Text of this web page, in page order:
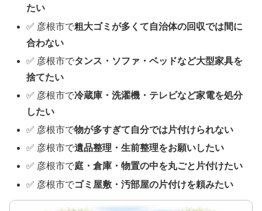
たい
✅ 彦根市で粗大ゴミが多くて自治体の回収では間に
合わない
✅ 彦根市でタンス・ソファ・ベッドなど大型家具を
捨てたい
✅ 彦根市で冷蔵庫・洗濯機・テレビなど家電を処分
したい
✅ 彦根市で物が多すぎて自分では片付けられない
✅ 彦根市で遺品整理・生前整理をお願いしたい
✅ 彦根市で庭・倉庫・物置の中を丸ごと片付けたい
✅ 彦根市でゴミ屋敷・汚部屋の片付けを頼みたい